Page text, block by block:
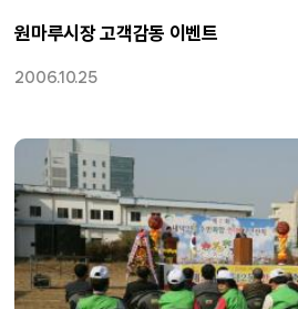
원마루시장 고객감동 이벤트
2006.10.25